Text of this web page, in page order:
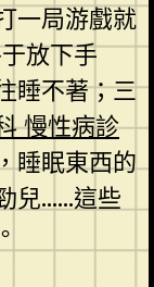
一局游戲就
放下手
睡不著；三
慢性病診
睡眠東西的
兒……這些